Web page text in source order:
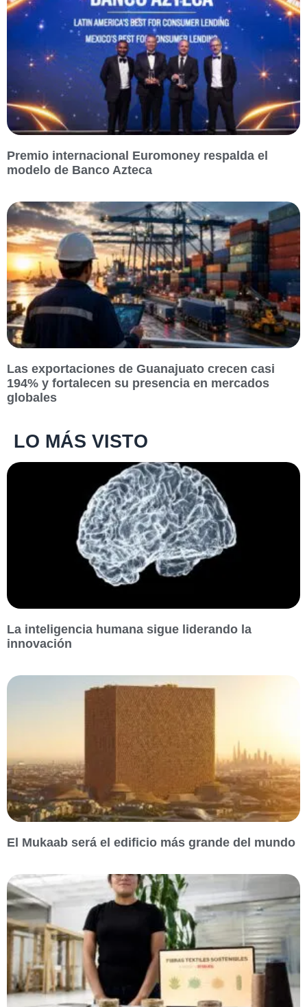
Premio internacional Euromoney respalda el
modelo de Banco Azteca
Las exportaciones de Guanajuato crecen casi
194% y fortalecen su presencia en mercados
globales
LO MÁS VISTO
La inteligencia humana sigue liderando la
innovación
El Mukaab será el edificio más grande del mundo